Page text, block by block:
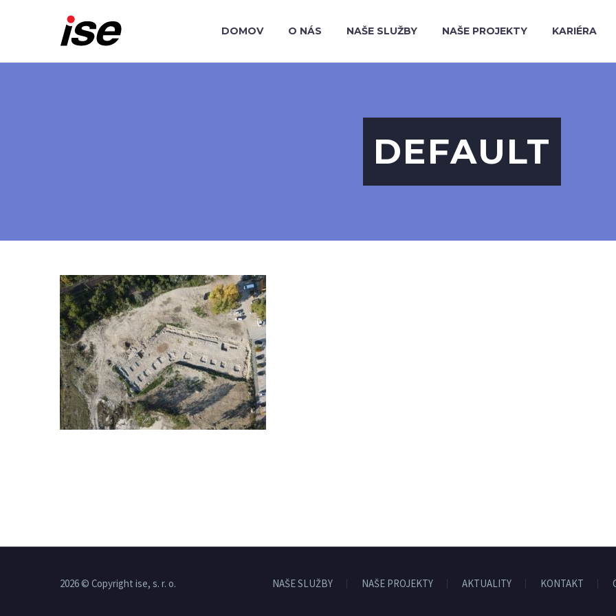
DOMOV O NÁS NAŠE SLUŽBY NAŠE PROJEKTY KARIÉRA
DEFAULT
NAŠE SLUŽBY NAŠE PROJEKTY AKTUALITY KONTAKT
2026 © Copyright ise, s. r. o.